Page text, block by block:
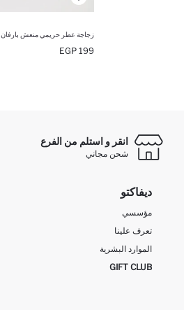
زجاجة عطر حريمي منعش بارفان
199 EGP
انقر و استلم من الفرع
شحن مجاني
ديفاكتو
مؤسسي
تعرف علينا
الموارد البشرية
GIFT CLUB